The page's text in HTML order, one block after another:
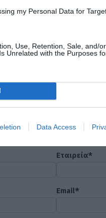
my Personal Data for
Use, Retention, Sale, and/
Unrelated with the Purposes
Data Access
Εταιρεία*
Email*